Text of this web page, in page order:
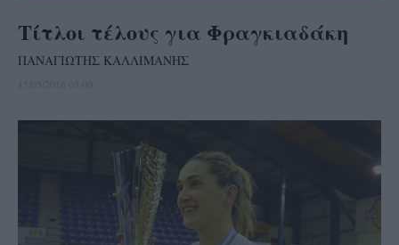
Τίτλοι τέλους για Φραγκιαδάκη
ΠΑΝΑΓΙΩΤΗΣ ΚΑΛΛΙΜΑΝΗΣ